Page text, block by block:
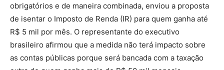
obrigatórios e de maneira combinada, enviou a proposta
de isentar o Imposto de Renda (IR) para quem ganha até
R$ 5 mil por mês. O representante do executivo
brasileiro afirmou que a medida não terá impacto sobre
as contas públicas porque será bancada com a taxação